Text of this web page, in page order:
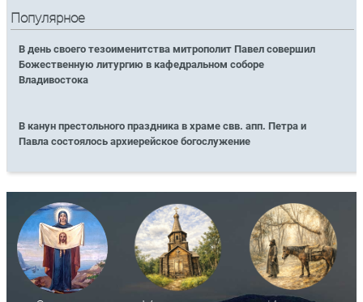
Популярное
В день своего тезоименитства митрополит Павел совершил
Божественную литургию в кафедральном соборе
Владивостока
В канун престольного праздника в храме свв. апп. Петра и
Павла состоялось архиерейское богослужение